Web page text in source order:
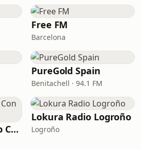
Free FM
Barcelona
PureGold Spain
Benitachell · 94.1 FM
Deluxe Radio - Pop Con Ñ
Lokura Radio Logroño
Logroño